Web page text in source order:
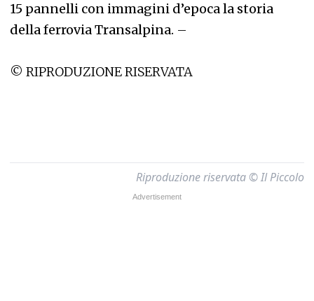
15 pannelli con immagini d’epoca la storia
della ferrovia Transalpina. –
© RIPRODUZIONE RISERVATA
Riproduzione riservata © Il Piccolo